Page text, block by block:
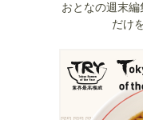
おとなの週末
だけ